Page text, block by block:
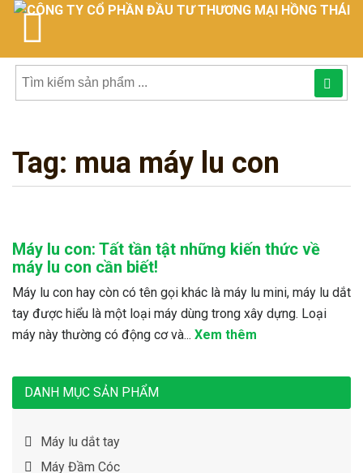
Tìm
sản
Tag: mua máy lu con
Máy lu con: Tất tần tật những kiến thức về
máy lu con cần biết!
Máy lu con hay còn có tên gọi khác là máy lu mini, máy lu dắt
tay được hiểu là một loại máy dùng trong xây dựng. Loại
máy này thường có động cơ và... Xem thêm
DANH MỤC SẢN PHẨM
Máy lu dắt tay
Máy Đầm Cóc